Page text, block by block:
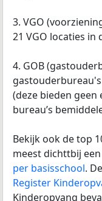
3. VGO
21 VGO locaties in
4. GOB
(deze bieden geen
bureau’s
Bekijk ook de top
meest dichttbij
per basisschool.
Register
Kinderopvang